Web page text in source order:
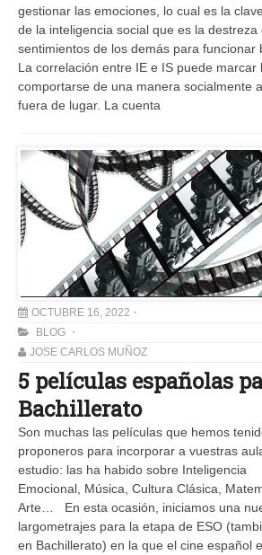
gestionar las emociones, lo cual es la
de la inteligencia social que es la destreza
sentimientos de los demás para funcionar
La correlación entre IE e IS puede marcar
comportarse de una manera socialmente
fuera de lugar. La cuenta
OCTUBRE 16, 2022
BLOG
JOSE CARLOS MUÑOZ
5 películas españolas
Bachillerato
Son muchas las películas que hemos
proponeros para incorporar a vuestras
estudio: las ha habido sobre Inteligencia
Emocional, Música, Cultura Clásica,
Arte… En esta ocasión, iniciamos una
largometrajes para la etapa de ESO
en Bachillerato) en la que el cine español